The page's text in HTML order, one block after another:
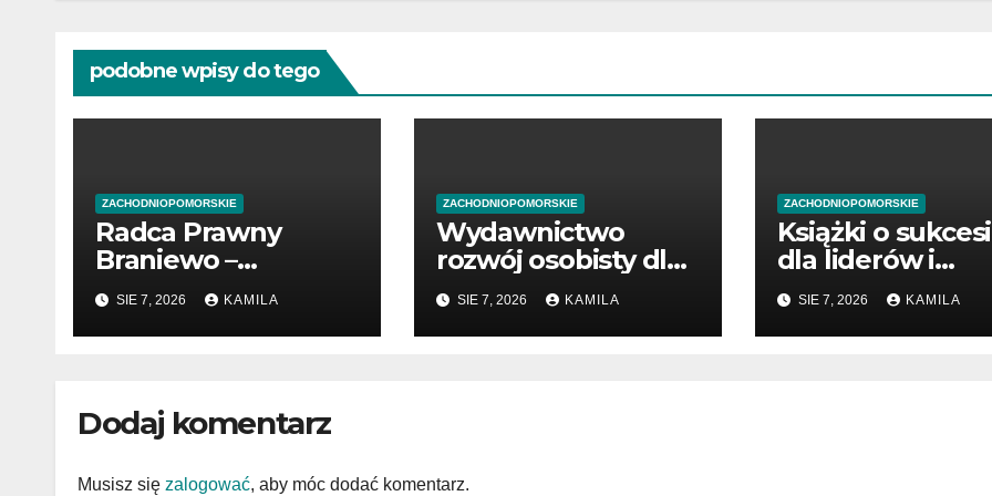
podobne wpisy do tego
ZACHODNIOPOMORSKIE
Radca Prawny
Braniewo –
profesjonalne
wsparcie w
sprawach prawnych
SIE 7, 2026 KAMILA
ZACHODNIOPOMORSKIE
Wydawnictwo
rozwój osobisty dla
początkujących
przedsiębiorców
SIE 7, 2026 KAMILA
ZACHODNIOPOMORSKIE
Książki o
dla liderów i
przedsiębiorców
SIE 7, 2026 KAMILA
Dodaj komentarz
Musisz się zalogować, aby móc dodać komentarz.